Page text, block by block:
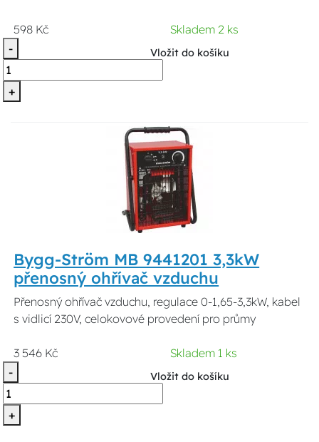
598 Kč
Skladem 2 ks
-
+
Vložit do košíku
Bygg-Ström MB 9441201 3,3kW
přenosný ohřívač vzduchu
Přenosný ohřívač vzduchu, regulace 0-1,65-3,3kW, kabel
s vidlicí 230V, celokovové provedení pro průmy
3 546 Kč
Skladem 1 ks
-
+
Vložit do košíku